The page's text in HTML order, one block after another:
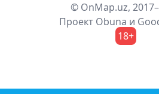
© OnMap.uz,
Проект Obuna и
18+